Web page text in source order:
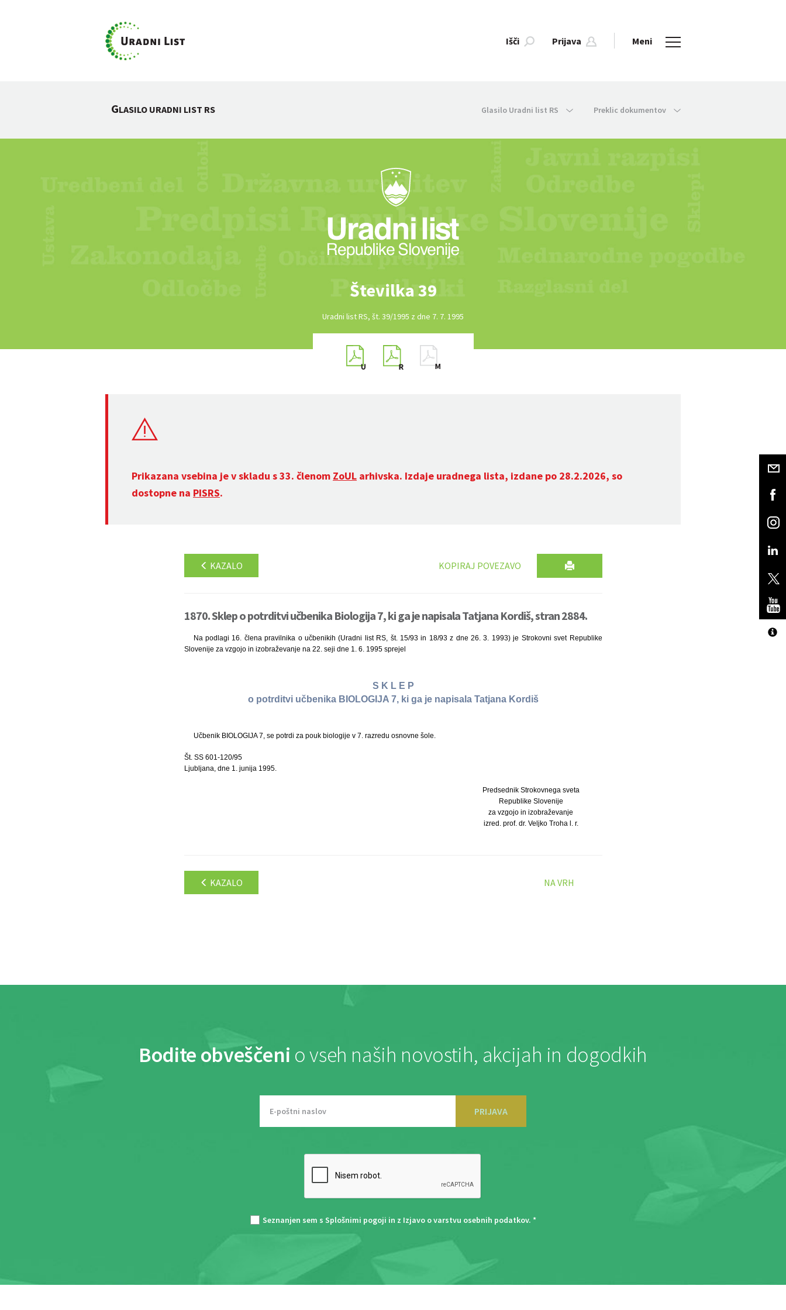
Išči Prijava Meni
GLASILO URADNI LIST RS Glasilo Uradni list RS Preklic dokumentov
Številka 39
Uradni list RS, št. 39/1995 z dne 7. 7. 1995
Prikazana vsebina je v skladu s 33. členom ZoUL arhivska. Izdaje uradnega lista, izdane po 28.2.2026, so
dostopne na PISRS.
KAZALO KOPIRAJ POVEZAVO
1870. Sklep o potrditvi učbenika Biologija 7, ki ga je napisala Tatjana Kordiš, stran 2884.
Na podlagi 16. člena pravilnika o učbenikih (Uradni list RS, št. 15/93 in 18/93 z dne 26. 3. 1993) je Strokovni svet Republike
Slovenije za vzgojo in izobraževanje na 22. seji dne 1. 6. 1995 sprejel
S K L E P
o potrditvi učbenika BIOLOGIJA 7, ki ga je napisala Tatjana Kordiš
Učbenik BIOLOGIJA 7, se potrdi za pouk biologije v 7. razredu osnovne šole.
Št. SS 601-120/95
Ljubljana, dne 1. junija 1995.
Predsednik Strokovnega sveta
Republike Slovenije
za vzgojo in izobraževanje
izred. prof. dr. Veljko Troha l. r.
KAZALO NA VRH
Bodite obveščeni o vseh naših novostih, akcijah in dogodkih
PRIJAVA
Seznanjen sem s Splošnimi pogoji in z Izjavo o varstvu osebnih podatkov. *